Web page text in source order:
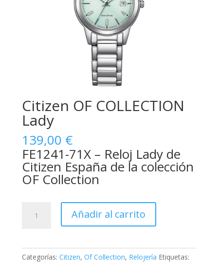
Citizen OF COLLECTION
Lady
139,00 €
FE1241-71X – Reloj Lady de
Citizen España de la colección
OF Collection
cantidad
Añadir al carrito
Categorías: Citizen, Of Collection, Relojería Etiquetas: